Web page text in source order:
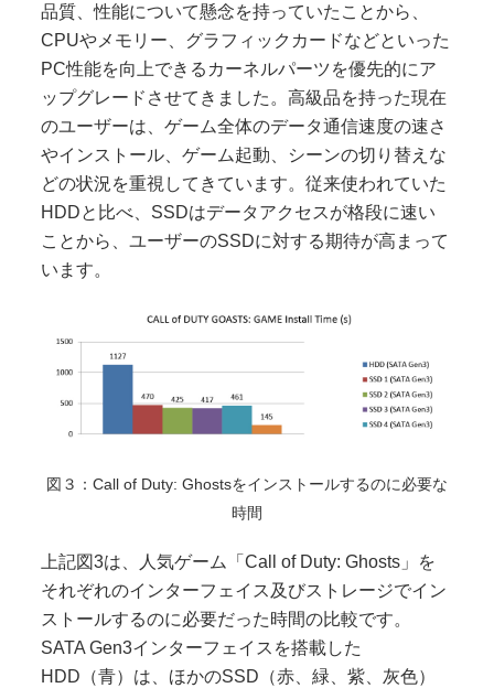
品質、性能について懸念を持っていたことから、
CPUやメモリー、グラフィックカードなどといった
PC性能を向上できるカーネルパーツを優先的にア
ップグレードさせてきました。高級品を持った現在
のユーザーは、ゲーム全体のデータ通信速度の速さ
やインストール、ゲーム起動、シーンの切り替えな
どの状況を重視してきています。従来使われていた
HDDと比べ、SSDはデータアクセスが格段に速い
ことから、ユーザーのSSDに対する期待が高まって
います。
図３：Call of Duty: Ghostsをインストールするのに必要な
時間
上記図3は、人気ゲーム「Call of Duty: Ghosts」を
それぞれのインターフェイス及びストレージでイン
ストールするのに必要だった時間の比較です。
SATA Gen3インターフェイスを搭載した
HDD（青）は、ほかのSSD（赤、緑、紫、灰色）